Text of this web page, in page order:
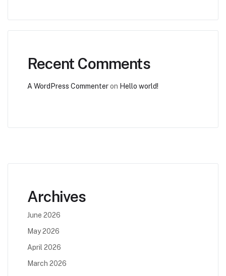
Recent Comments
A WordPress Commenteron Hello world!
Archives
June 2026
May 2026
April 2026
March 2026